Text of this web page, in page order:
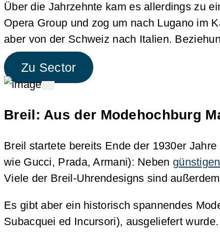
Über die Jahrzehnte kam es allerdings zu
Opera Group und zog um nach Lugano im
aber von der Schweiz nach Italien.
Zu Sector
Breil: Aus der Modehochburg
Breil startete bereits Ende der 1930er
wie Gucci, Prada, Armani): Neben
Viele der Breil-Uhrendesigns sind
Es gibt aber ein historisch spannendes
Subacquei ed Incursori), ausgeliefert